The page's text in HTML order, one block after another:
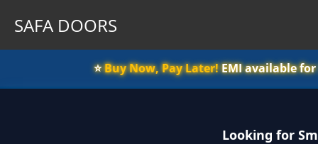
SAFA DOORS
⭐️Buy Now, Pay Later!EMI available for
Looking for